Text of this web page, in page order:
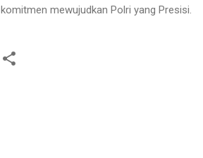
komitmen mewujudkan Polri yang Presisi.